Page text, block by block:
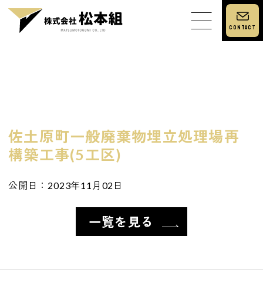
Contact
個人情報保護方針
佐土原町一般廃棄物埋立処理場再
構築工事(5工区)
公開日：2023年11月02日
一覧を見る